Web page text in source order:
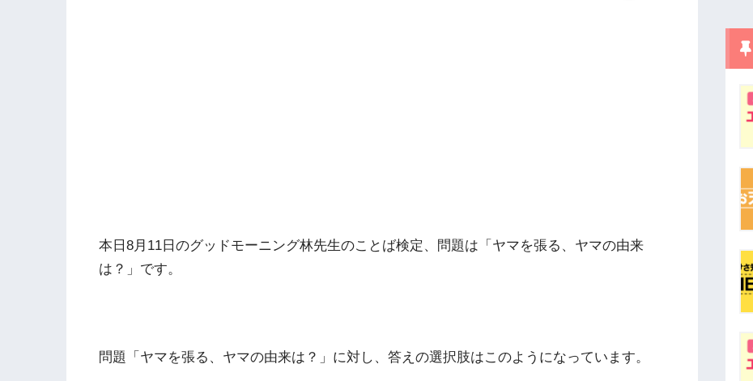
本日8月11日のグッドモーニング林先生のことば検定、問題は「ヤマを張る、ヤマの由来
は？」です。
問題「ヤマを張る、ヤマの由来は？」に対し、答えの選択肢はこのようになっています。